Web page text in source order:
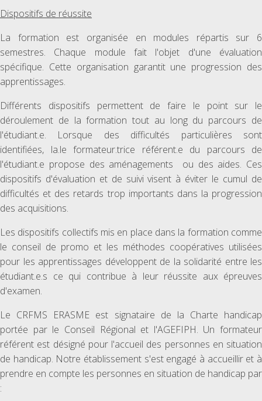
Dispositifs de réussite
La formation est organisée en modules répartis sur 6
semestres. Chaque module fait l'objet d'une évaluation
spécifique. Cette organisation garantit une progression des
apprentissages.
Différents dispositifs permettent de faire le point sur le
déroulement de la formation tout au long du parcours de
l'étudiant.e. Lorsque des difficultés particulières sont
identifiées, la.le formateur.trice référent.e du parcours de
l'étudiant.e propose des aménagements ou des aides. Ces
dispositifs d'évaluation et de suivi visent à éviter le cumul de
difficultés et des retards trop importants dans la progression
des acquisitions.
Les dispositifs collectifs mis en place dans la formation comme
le conseil de promo et les méthodes coopératives utilisées
pour les apprentissages développent de la solidarité entre les
étudiant.e.s ce qui contribue à leur réussite aux épreuves
d'examen.
Le CRFMS ERASME est signataire de la Charte handicap
portée par le Conseil Régional et l'AGEFIPH. Un formateur
référent est désigné pour l'accueil des personnes en situation
de handicap. Notre établissement s'est engagé à accueillir et à
prendre en compte les personnes en situation de handicap par
: